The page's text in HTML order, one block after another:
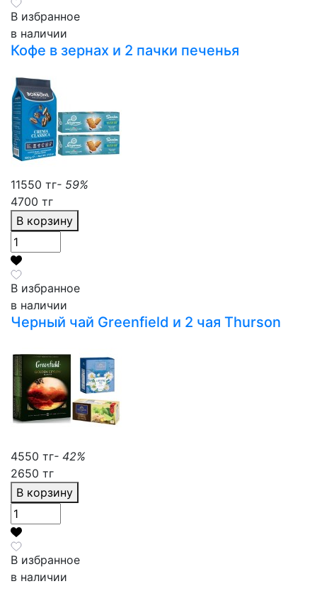
В избранное
в наличии
Кофе в зернах и 2 пачки печенья
11550 тг- 59%
4700 тг
В корзину
В избранное
в наличии
Черный чай Greenfield и 2 чая Thurson
4550 тг- 42%
2650 тг
В корзину
В избранное
в наличии